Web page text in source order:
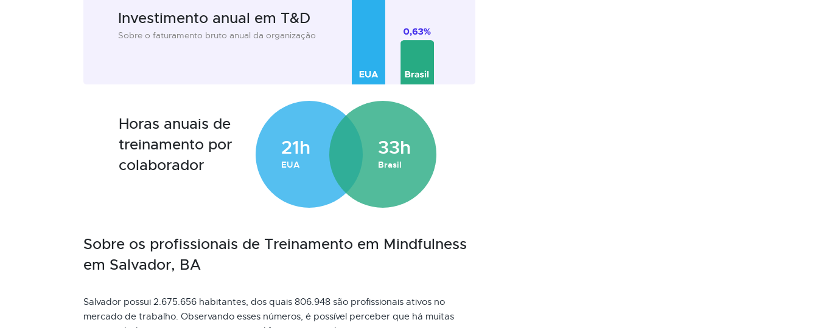
Investimento anual em T&D
Sobre o faturamento bruto anual da organização
Horas anuais de
treinamento por
colaborador
21h
EUA
33h
Brasil
Sobre os profissionais de Treinamento em Mindfulness
em Salvador, BA
Salvador possui 2.675.656 habitantes, dos quais 806.948 são profissionais ativos no
mercado de trabalho. Observando esses números, é possível perceber que há muitas